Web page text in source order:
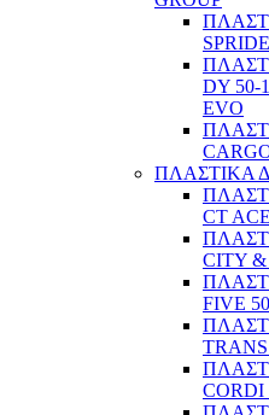
DY 50-
EVO
ΠΛΑΣΤΙΚΑ
CT
CITY &
FIVE 50
CORDI